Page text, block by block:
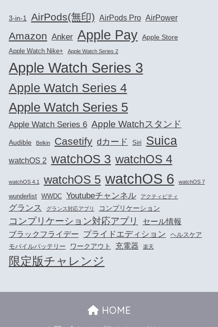
3-in-1 AirPods(無印) AirPods Pro AirPower
Amazon Anker Apple Pay Apple Store
Apple Watch Nike+ Apple Watch Series 2
Apple Watch Series 3
Apple Watch Series 4
Apple Watch Series 5
Apple Watch Series 6 Apple Watchスタンド
Audible Belkin Casetify dカード Siri Suica
watchOS 2 watchOS 3 watchOS 4
watchOS 4.1 watchOS 5 watchOS 6 watchOS 7
wunderlist WWDC Youtubeチャンネル アクティビティ
グランス グランス対応アプリ コンプリケーション
コンプリケーション対応アプリ
セール情報
ブラックフライデー
プライドエディション
ヘルスケア
モバイルバッテリー
ワークアウト 充電器 楽天
限定版チャレンジ
HOME